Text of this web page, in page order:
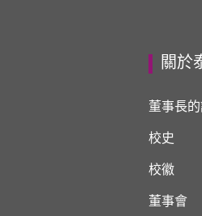
關於
董事長
校史
校徽
董事會